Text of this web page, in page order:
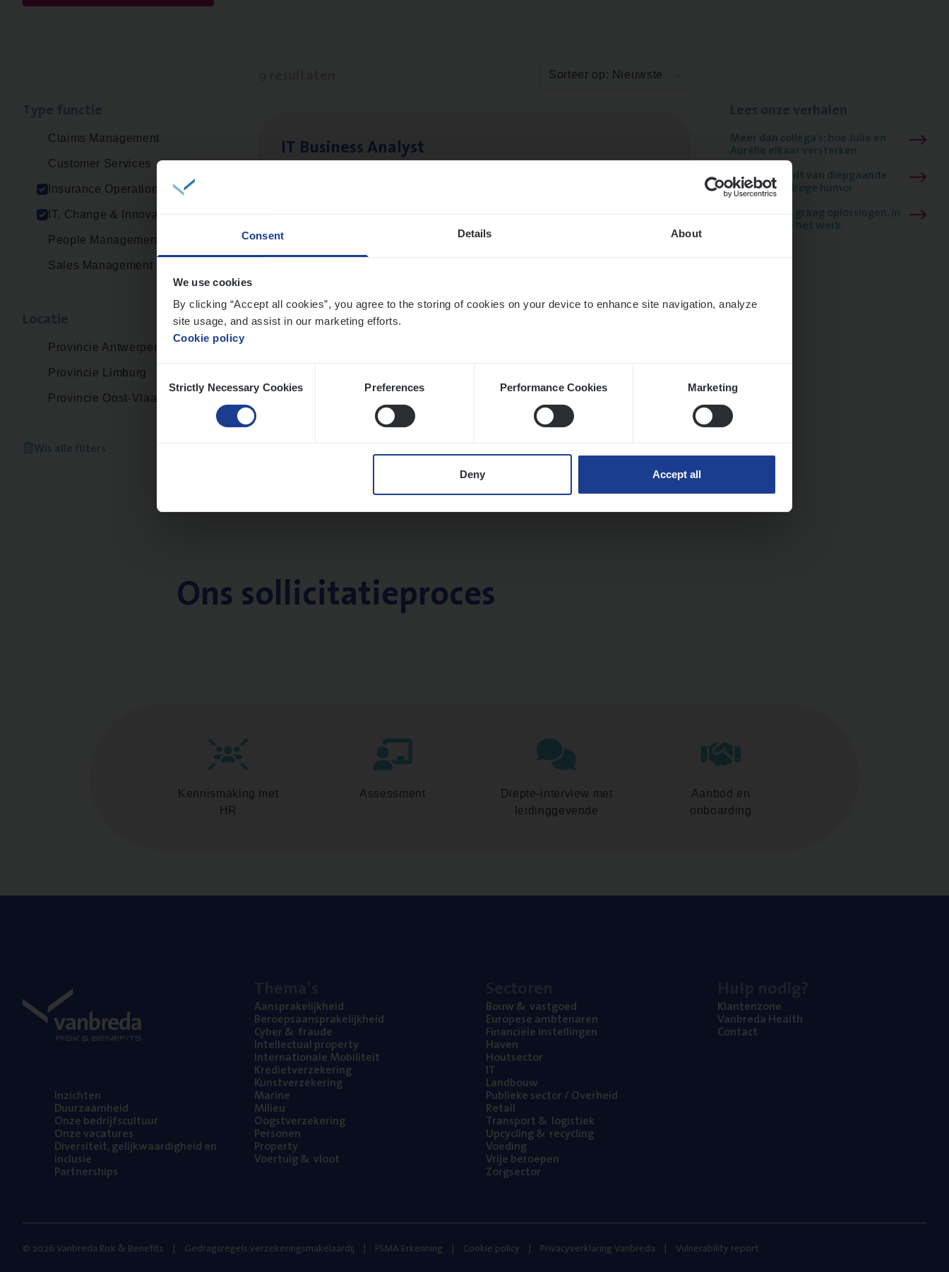
Consent Details About
We use cookies
By clicking “Accept all cookies”, you agree to the storing of cookies on your device to enhance site navigation, analyze
site usage, and assist in our marketing efforts.
Cookie policy
Selection
Strictly Necessary Cookies Preferences Performance Cookies Marketing
Deny Accept all
Claims Management
Customer Services
Insurance Operations
IT, Change & Innovation
People Management
Sales Management
Provincie Antwerpen
Provincie Limburg
Provincie Oost-Vlaanderen
Wis alle filters
Sorteer op: Nieuwste
IT Busi­ness Analyst Meer dan collega’s: hoe Julie en
Aurélie elkaar versterken
Mathias houdt van diepgaande
dossiers én droge humor
Thalia zoekt graag oplossingen, in
games én op het werk
Ons sollicitatieproces
Kennismaking met
HR
Assessment
Diepte-interview met
leidinggevende
Aanbod en
onboarding
Inzich­ten
Duur­zaam­heid
Onze bedrijfs­cul­tuur
Onze vaca­tu­res
Diver­si­teit, gelijk­waar­dig­heid en
inclusie
Part­ner­ships
Aan­spra­ke­lijk­heid
Beroeps­aan­spra­ke­lijk­heid
Cyber& fraude
Intel­lec­tu­al property
Inter­na­ti­o­na­le Mobiliteit
Kre­diet­ver­ze­ke­ring
Kunst­ver­ze­ke­ring
Mari­ne
Mili­eu
Oogst­ver­ze­ke­ring
Per­so­nen
Pro­per­ty
Voer­tuig& vloot
Bouw& vastgoed
Euro­pe­se ambtenaren
Finan­ci­ë­le instellingen
Haven
Hout­sec­tor
IT
Land­bouw
Publie­ke sec­tor / Overheid
Retail
Trans­port& logistiek
Upcy­cling& recycling
Voe­ding
Vrije beroe­pen
Zorg­sec­tor
Klan­ten­zo­ne
Van­b­re­da Health
Con­tact
© 2026 Vanbreda Risk & Benefits Gedragsregels verzekeringsmakelaardij FSMA Erkenning Cookie policy Privacyverklaring Vanbreda Vulnerability report